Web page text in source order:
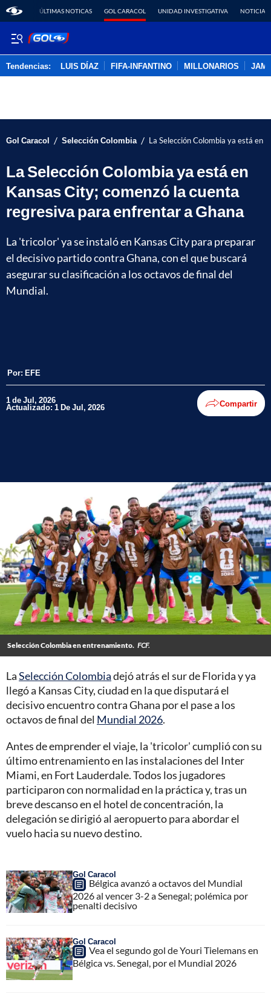
ÚLTIMAS NOTICAS GOL CARACOL UNIDAD INVESTIGATIVA NOTICIAS
Tendencias: LUIS DÍAZ FIFA-INFANTINO MILLONARIOS
Gol Caracol / Selección Colombia / La Selección Colombia ya está en
La Selección Colombia ya está en
Kansas City; comenzó la cuenta
regresiva para enfrentar a Ghana
La 'tricolor' ya se instaló en Kansas City para preparar
el decisivo partido contra Ghana, con el que buscará
asegurar su clasificación a los octavos de final del
Mundial.
Por: EFE
1 de Jul, 2026
Actualizado: 1 De Jul, 2026 Compartir
Selección Colombia en entrenamiento. FCF.
LaSelección Colombiadejó atrás el sur de Florida y ya
llegó a Kansas City, ciudad en la que disputará el
decisivo encuentro contra Ghana por el pase a los
octavos de final del Mundial 2026.
Antes de emprender el viaje, la 'tricolor' cumplió con su
último entrenamiento en las instalaciones del Inter
Miami, en Fort Lauderdale. Todos los jugadores
participaron con normalidad en la práctica y, tras un
breve descanso en el hotel de concentración, la
delegación se dirigió al aeropuerto para abordar el
vuelo hacia su nuevo destino.
Gol Caracol
Bélgica avanzó a octavos del Mundial
2026 al vencer 3-2 a Senegal; polémica por
penalti decisivo
Gol Caracol
Vea el segundo gol de Youri Tielemans en
Bélgica vs. Senegal, por el Mundial 2026